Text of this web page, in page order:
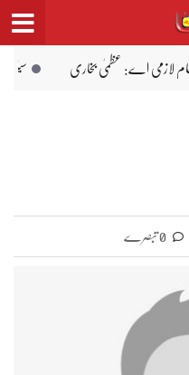
سینیٹ کمیٹی دا کے پی ٹینڈرنگ